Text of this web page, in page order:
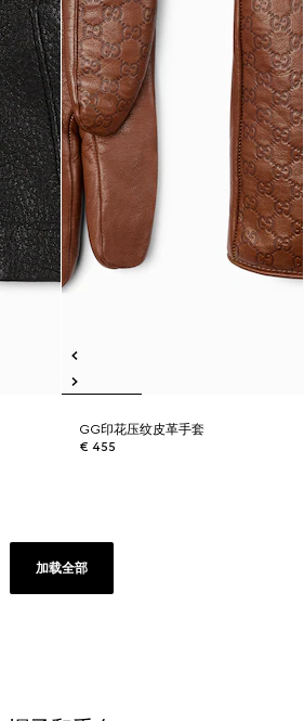
GG印花压纹皮革手套
€ 455
加载全部